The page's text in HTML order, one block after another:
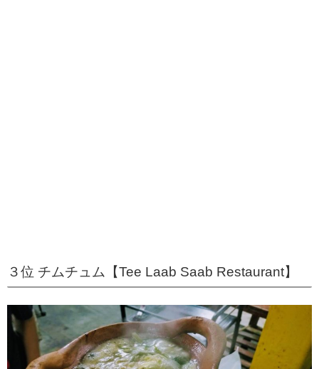
３位 チムチュム【Tee Laab Saab Restaurant】